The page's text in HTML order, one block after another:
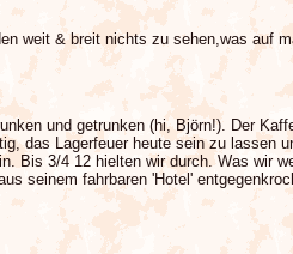
weit & breit nichts zu sehen,was auf
und getrunken (hi, Björn!). Der
das Lagerfeuer heute sein zu lassen
Bis 3/4 12 hielten wir durch. Was wir
seinem fahrbaren 'Hotel'